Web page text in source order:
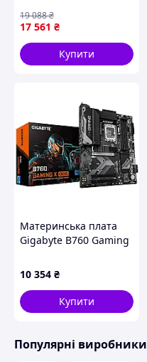
17 561 ₴
19 088₴
Купити
Материнська плата
Gigabyte B760 Gaming
10 354 ₴
Купити
Популярні виробники